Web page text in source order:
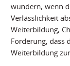
wundern, wenn
Verlässlichkeit
Weiterbildung,
Forderung, dass
Weiterbildung